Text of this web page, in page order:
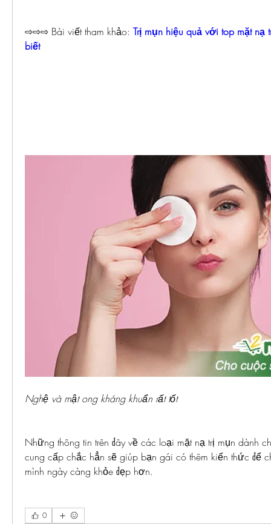
⇨⇨⇨ Bài viết tham khảo: Trị mụn hiệu quả với top mặt nạ
biết
Nghệ và mật ong kháng khuẩn rất tốt
Những thông tin trên đây về các loại mặt nạ trị mụn dành
cung cấp chắc hẳn sẽ giúp bạn gái có thêm kiến thức để
mình ngày càng khỏe đẹp hơn.
0